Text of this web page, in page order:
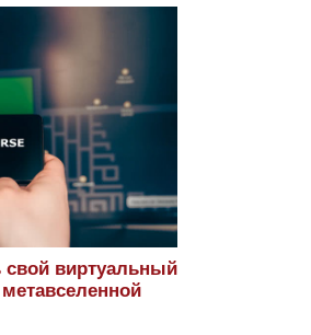
свой виртуальный